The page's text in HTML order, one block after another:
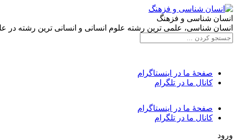
انسان شناسی و فزهنگ
انسان شناسی، علمی ترین رشته علوم انسانی و انسانی ترین رشته در
صفحۀ ما در اینستاگرام
کانال ما در تلگرام
صفحۀ ما در اینستاگرام
کانال ما در تلگرام
ورود